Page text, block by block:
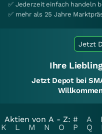
✅ Jederzeit einfach handeln
✅ mehr als 25 Jahre
Jetzt
Ihre
Jetzt Depot bei
Aktien von A - Z: # A
K
L M N O P Q